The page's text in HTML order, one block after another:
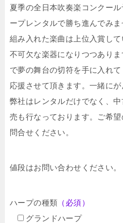
夏季の全日本吹奏楽コンクー
ープレンタルで勝ち進んでみ
組み入れた楽曲は上位入賞し
不可欠な楽器になりつつあり
で夢の舞台の切符を手に入れ
応援させて頂きます。一緒に
弊社はレンタルだけでなく、
売も行なっております。ご希
問合せください。
値段はお問い合わせください。
ハープの種類 （必須）
グランドハープ